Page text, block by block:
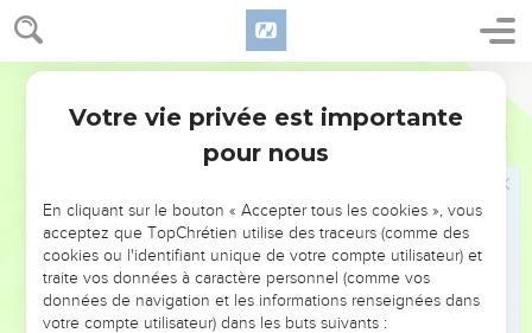
2 Samuel 20
Je suis une des villes paisibles et fidèles d’Israël, et tu
cherches à faire disparaître une ville qui est une mère en
Israël ! Pourquoi veux-tu détruire l'héritage de l'Eternel ? »
vous détruire et vous ruiner !
Il n'en est pas question. Mais un homme de la région
montagneuse d'Ephraïm, un dénommé Shéba, fils de Bicri, a
levé la main contre le roi David. Livrez-le-moi, et lui
seulement, et je m'éloignerai de la ville. » La femme dit à
Joab : « Sa tête te sera jetée par la muraille. »
Cette femme alla parler à tout son peuple avec sa
Votre vie privée est importante
pour nous
En cliquant sur le bouton « Accepter tous les cookies », vous
acceptez que TopChrétien utilise des traceurs (comme des
cookies ou l'identifiant unique de votre compte utilisateur) et
traite vos données à caractère personnel (comme vos
données de navigation et les informations renseignées dans
votre compte utilisateur) dans les buts suivants :